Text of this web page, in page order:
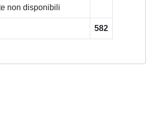
non disponibili
582